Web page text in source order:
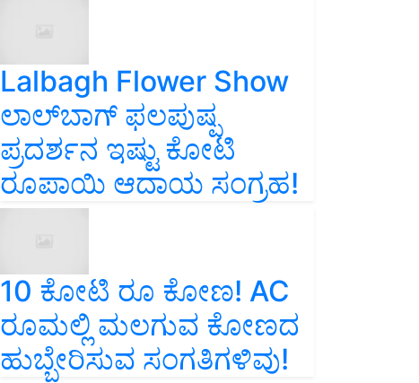
Lalbagh Flower Show
ಲಾಲ್‌ಬಾಗ್ ಫಲಪುಷ್ಪ
ಪ್ರದರ್ಶನ ಇಷ್ಟು ಕೋಟಿ
ರೂಪಾಯಿ ಆದಾಯ ಸಂಗ್ರಹ!
10 ಕೋಟಿ ರೂ ಕೋಣ! AC
ರೂಮಲ್ಲಿ ಮಲಗುವ ಕೋಣದ
ಹುಬ್ಬೇರಿಸುವ ಸಂಗತಿಗಳಿವು!